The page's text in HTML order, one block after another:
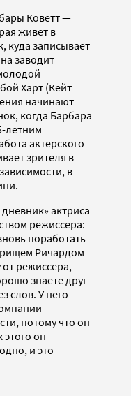
Коветт —
живет в
куда записывает
заводит
Харт (Кейт
начинают
когда Барбара
летним
актерского
зрителя в
в
актриса
режиссера:
поработать
Ричардом
режиссера, —
знаете друг
слов. У него
потому что он
этого он
и это